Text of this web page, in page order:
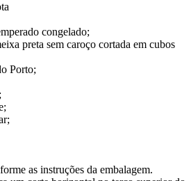
congelado;
preta sem caroço cortada em cubos
Porto;
as instruções da embalagem.